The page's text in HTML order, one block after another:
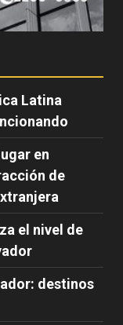
Latina
en
de
el nivel de
destinos